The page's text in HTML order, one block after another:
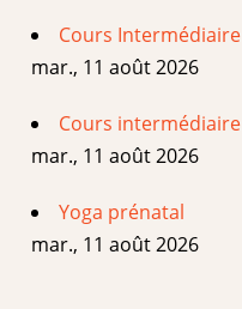
Cours Intermédiaire
mar., 11 août 2026
Cours intermédiaire
mar., 11 août 2026
Yoga prénatal
mar., 11 août 2026